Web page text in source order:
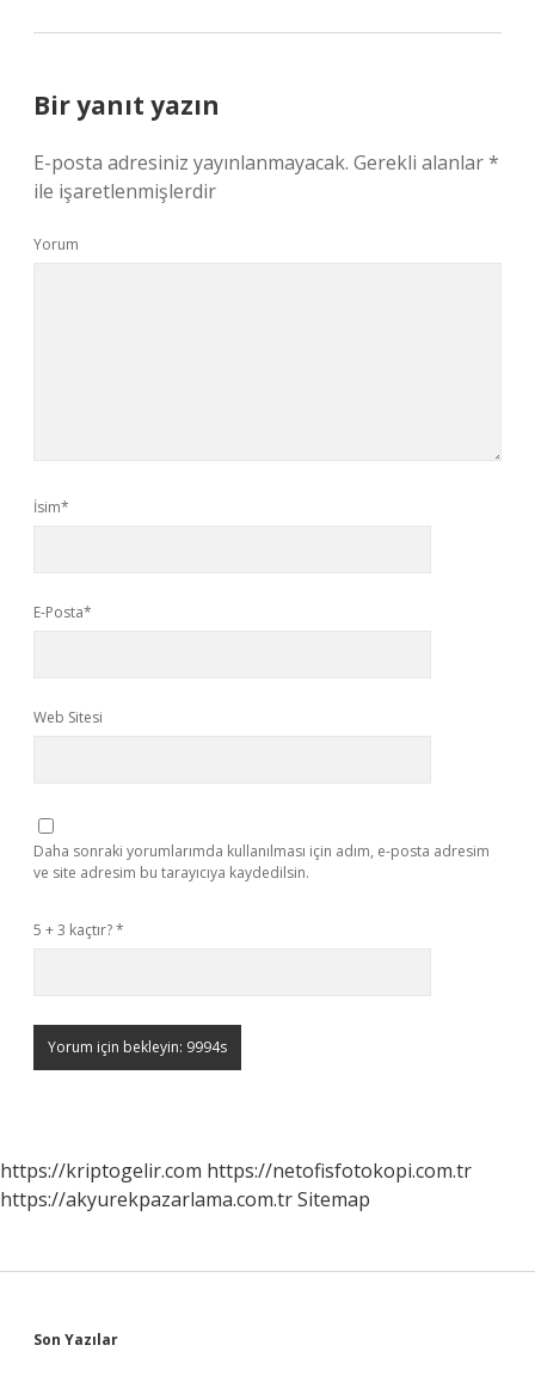
Bir yanıt yazın
E-posta adresiniz yayınlanmayacak. Gerekli alanlar*
ile işaretlenmişlerdir
Yorum
İsim*
E-Posta*
Web Sitesi
Daha sonraki yorumlarımda kullanılması için adım, e-posta adresim
ve site adresim bu tarayıcıya kaydedilsin.
5 + 3 kaçtır?*
https://kriptogelir.com https://netofisfotokopi.com.tr
https://akyurekpazarlama.com.trSitemap
Sidebar
Son Yazılar